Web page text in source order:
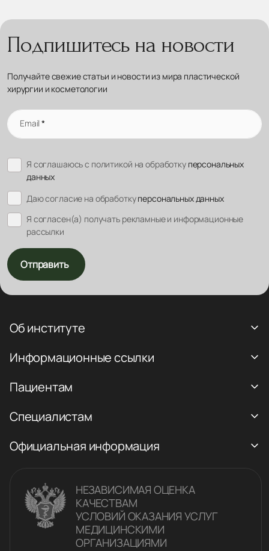
Подпишитесь на новости
Получайте свежие статьи и новости из мира пластической
хирургии и косметологии
Email*
Я соглашаюсь с политикой на обработку персональных
данных
Даю согласие на обработкуперсональных данных
Я согласен(а) получать рекламные и информационные
рассылки
Отправить
Об институте
Информационные ссылки
Пациентам
Специалистам
Официальная информация
НЕЗАВИСИМАЯ ОЦЕНКА
КАЧЕСТВАM
УСЛОВИЙ ОКАЗАНИЯ УСЛУГ
МЕДИЦИНСКИМИ
ОРГАНИЗАЦИЯМИ